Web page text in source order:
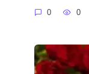
0 0